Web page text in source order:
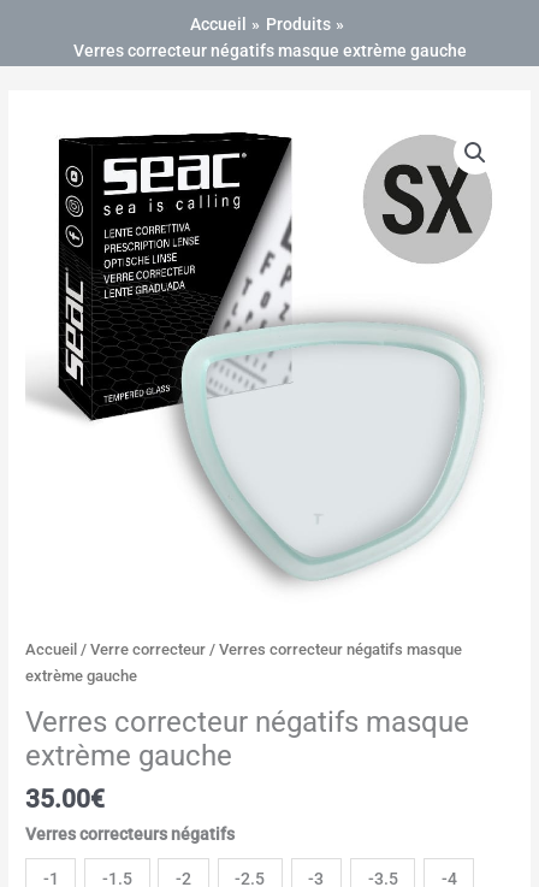
Accueil
Produits
Verres correcteur négatifs masque extrème gauche
Accueil /Verre correcteur / Verres correcteur négatifs masque
extrème gauche
Verres correcteur négatifs masque
extrème gauche
35.00€
Verres correcteurs négatifs
-1 -1.5 -2 -2.5 -3 -3.5 -4
Verres
correcteur
négatifs
masque
extrème
gauche